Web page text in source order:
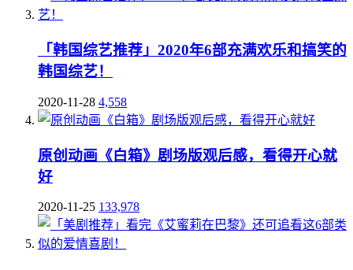
「韩国综艺推荐」2020年6部充满欢乐和搞笑的
韩国综艺！
2020-11-28 4,558
原创动画《白箱》剧场版观后感，看得开心就
好
2020-11-25 133,978